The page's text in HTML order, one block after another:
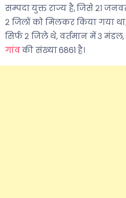
सम्पदा युक्त राज्य है, जिसे २१
२ जिलों को मिलकर किया गया
सिर्फ २ जिले थे, वर्तमान में ३
गांवकी संख्या 6861 है।